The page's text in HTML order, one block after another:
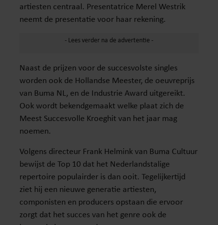
artiesten centraal. Presentatrice Merel Westrik
neemt de presentatie voor haar rekening.
Naast de prijzen voor de succesvolste singles
worden ook de Hollandse Meester, de oeuvreprijs
van Buma NL, en de Industrie Award uitgereikt.
Ook wordt bekendgemaakt welke plaat zich de
Meest Succesvolle Kroeghit van het jaar mag
noemen.
Volgens directeur Frank Helmink van Buma Cultuur
bewijst de Top 10 dat het Nederlandstalige
repertoire populairder is dan ooit. Tegelijkertijd
ziet hij een nieuwe generatie artiesten,
componisten en producers opstaan die ervoor
zorgt dat het succes van het genre ook de